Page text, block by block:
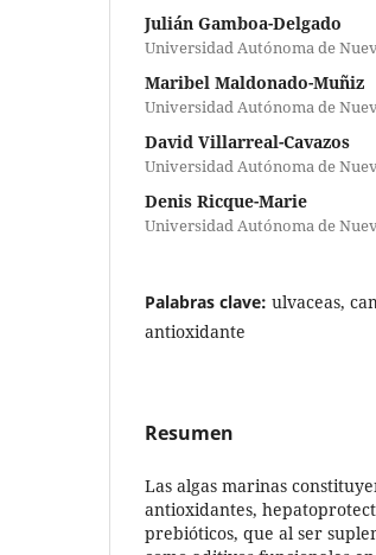
Julián Gamboa-Delgado
Universidad Autónoma de
Maribel Maldonado-Muñiz
Universidad Autónoma de
David Villarreal-Cavazos
Universidad Autónoma de
Denis Ricque-Marie
Universidad Autónoma de
Palabras clave: ulvaceas,
antioxidante
Resumen
Las algas marinas
antioxidantes,
prebióticos, que al ser